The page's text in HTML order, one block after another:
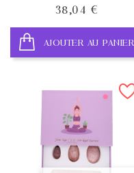
38,04 €
AJOUTER AU PANIER